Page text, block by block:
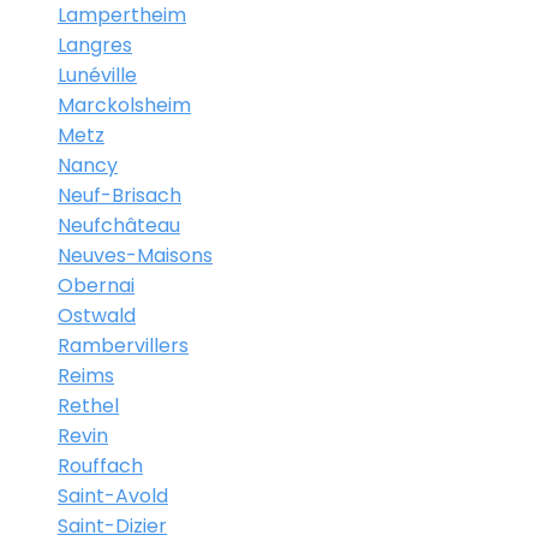
Lampertheim
Langres
Lunéville
Marckolsheim
Metz
Nancy
Neuf-Brisach
Neufchâteau
Neuves-Maisons
Obernai
Ostwald
Rambervillers
Reims
Rethel
Revin
Rouffach
Saint-Avold
Saint-Dizier